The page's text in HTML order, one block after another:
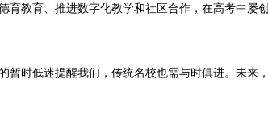
教育、推进数字化教学和社区合作，在高考中屡
时低迷提醒我们，传统名校也需与时俱进。未来